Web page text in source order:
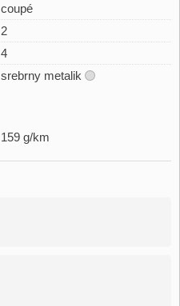
coupé
2
4
srebrny metalik
159 g/km